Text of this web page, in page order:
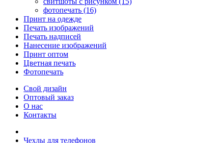
фотопечать (16)
Принт на одежде
Печать изображений
Печать надписей
Нанесение изображений
Принт оптом
Цветная печать
Фотопечать
Свой дизайн
Оптовый заказ
О нас
Контакты
Чехлы для телефонов